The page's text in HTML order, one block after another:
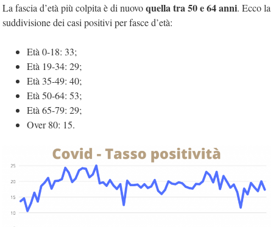
La fascia d’età più colpita è di nuovoquella tra 50 e 64 anni. Ecco la
suddivisione dei casi positivi per fasce d’età:
Età 0-18: 33;
Età 19-34: 29;
Età 35-49: 40;
Età 50-64: 53;
Età 65-79: 29;
Over 80: 15.